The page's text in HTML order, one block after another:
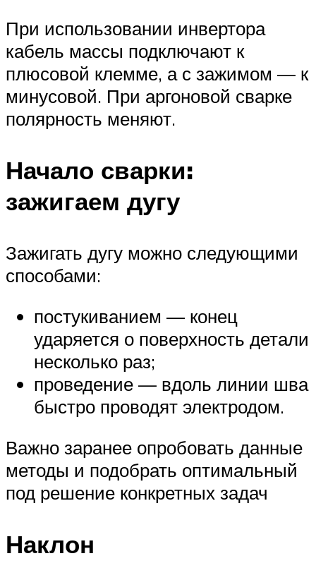
При использовании инвертора
кабель массы подключают к
плюсовой клемме, а с зажимом — к
минусовой. При аргоновой сварке
полярность меняют.
Начало сварки:
зажигаем дугу
Зажигать дугу можно следующими
способами:
постукиванием — конец
ударяется о поверхность детали
несколько раз;
проведение — вдоль линии шва
быстро проводят электродом.
Важно заранее опробовать данные
методы и подобрать оптимальный
под решение конкретных задач
Наклон